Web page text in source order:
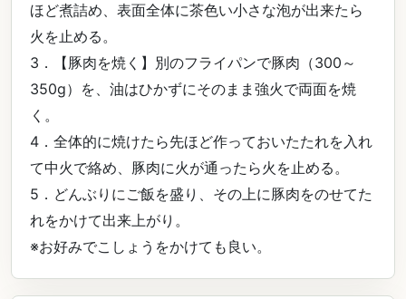
ほど煮詰め、表面全体に茶色い小さな泡が出来たら
火を止める。
3．【豚肉を焼く】別のフライパンで豚肉（300～
350g）を、油はひかずにそのまま強火で両面を焼
く。
4．全体的に焼けたら先ほど作っておいたたれを入れ
て中火で絡め、豚肉に火が通ったら火を止める。
5．どんぶりにご飯を盛り、その上に豚肉をのせてた
れをかけて出来上がり。
※お好みでこしょうをかけても良い。